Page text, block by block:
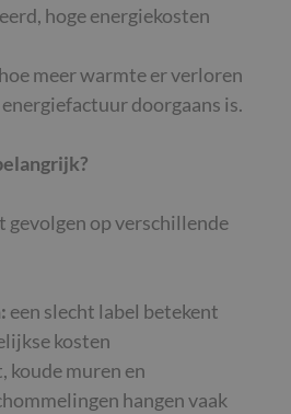
hoge energiekosten
meer warmte er verloren
doorgaans is.
gevolgen op verschillende
een slecht label betekent
kosten
koude muren en
hangen vaak